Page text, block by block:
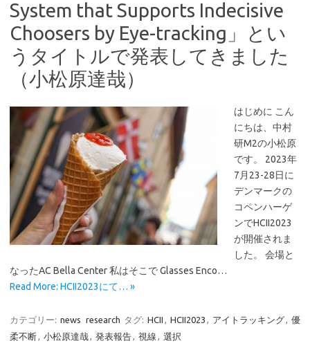
System that Supports Indecisive
Choosers by Eye-tracking」とい
うタイトルで発表してきました
（小松原達哉）
はじめに こん
にちは、中村
研M2の小松原
です。 2023年
7月23-28日に
デンマークの
コペンハーゲ
ンでHCII2023
が開催されま
した。 会場と
なったAC Bella Center 私はそこで Glasses Enco…
Read More: HCII2023にて… »
カテゴリー: news research タグ: HCII , HCII2023 , アイトラッキング, 優
柔不断, 小松原達哉, 発表報告, 視線 , 選択